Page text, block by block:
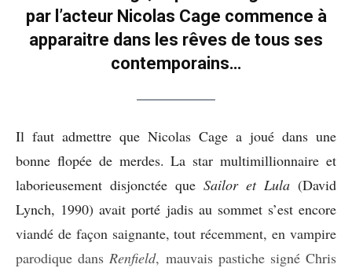
par l’acteur Nicolas Cage commence à
apparaitre dans les rêves de tous ses
contemporains…
Il faut admettre que Nicolas Cage a joué dans une
bonne flopée de merdes. La star multimillionnaire et
laborieusement disjonctée que Sailor et Lula (David
Lynch, 1990) avait porté jadis au sommet s’est encore
viandé de façon saignante, tout récemment, en vampire
parodique dans Renfield, mauvais pastiche signé Chris